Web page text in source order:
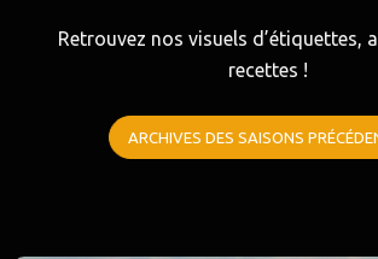
Retrouvez nos visuels d’étiquettes,
recettes !
ARCHIVES DES SAISONS